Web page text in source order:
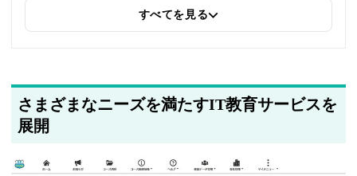
すべてを見る
さまざまなニーズを満たすIT教育サービスを
展開